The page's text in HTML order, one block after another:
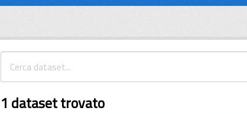
1 dataset trovato